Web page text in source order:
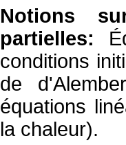
Notions
partielles:
conditions
de
équations
la chaleur).